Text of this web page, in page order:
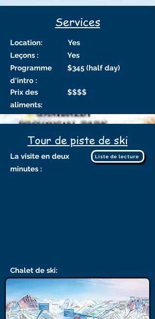
Services
Location:
Leçons :
Programme
d'intro :
Prix des
aliments:
Yes
Yes
$345 (half day)
$$$$
Tour de piste de ski
La visite en deux
minutes :
Liste de lecture
Chalet de ski: